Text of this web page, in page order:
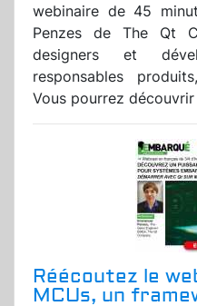
webinaire de 45
Penzes de The Qt
designers et
responsables
Vous pourrez
Réécoutez le
MCUs, un